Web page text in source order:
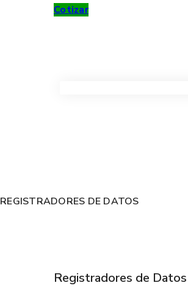
Cotizar
REGISTRADORES DE DATOS
Registradores de Datos